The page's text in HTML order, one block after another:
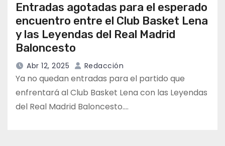
Entradas agotadas para el esperado
encuentro entre el Club Basket Lena
y las Leyendas del Real Madrid
Baloncesto
Abr 12, 2025 Redacción
Ya no quedan entradas para el partido que
enfrentará al Club Basket Lena con las Leyendas
del Real Madrid Baloncesto.…